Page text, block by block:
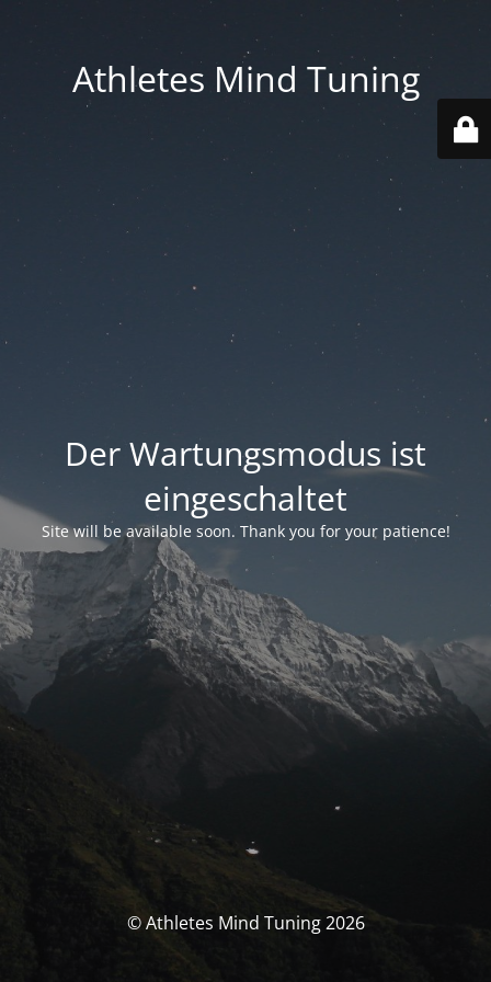
Athletes Mind Tuning
Der Wartungsmodus ist
eingeschaltet
Site will be available soon. Thank you for your patience!
© Athletes Mind Tuning 2026